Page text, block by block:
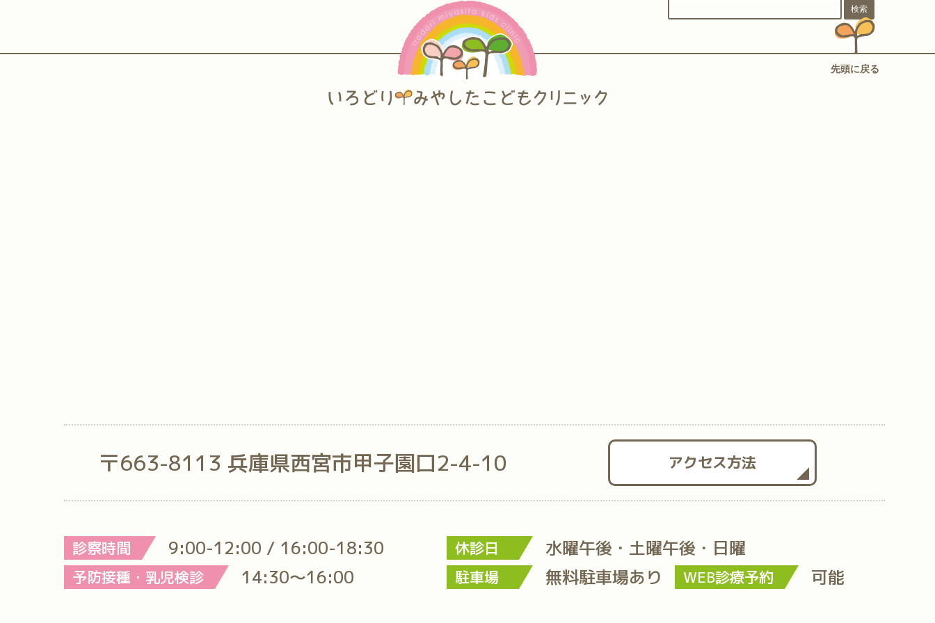
先頭に戻る
〒663-8113 兵庫県西宮市甲子園口2-4-10 アクセス方法
診察時間 9:00-12:00 / 16:00-18:30
予防接種・乳児検診 14:30～16:00
休診日 水曜午後・土曜午後・日曜
駐車場 無料駐車場あり WEB診療予約 可能